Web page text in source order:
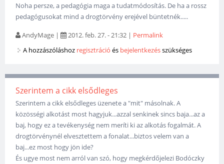
Noha persze, a pedagógia maga a tudatmódosítás. De ha a rossz
pedagógusokat mind a drogtörvény erejével büntetnék.....
AndyMage | 2012. feb. 27. - 21:32 | Permalink
A hozzászóláshoz regisztráció és bejelentkezésszükséges
Szerintem a cikk elsődleges
Szerintem a cikk elsődleges üzenete a "mit" másolnak. A
közösségi alkotást most hagyjuk...azzal senkinek sincs baja...az a
baj, hogy ez a tevékenység nem meríti ki az alkotás fogalmát. A
drogtörvénynél elvesztettem a fonalat...biztos velem van a
baj...ez most hogy jön ide?
És ugye most nem arról van szó, hogy megkérdőjelezi Bodóczky